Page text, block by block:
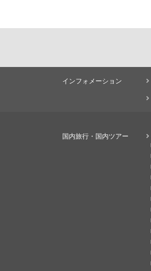
インフォメーション
国内旅行・国内ツアー